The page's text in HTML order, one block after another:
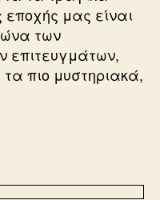
μας είναι
των
επιτευγμάτων,
τα πιο μυστηριακά,